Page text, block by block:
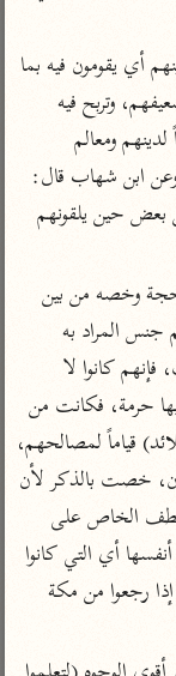
مركَّزة العبارة
تفسير الجلالين
جامع البيان للإيجي
تفسير البيضاوي
الوجيز للواحدي
تفسير ابن أبي زمنين
آثار
موسوعة التفسير
المأثور
الدر المنثور
تفسير ابن أبي حاتم
تفسير مقاتل
تفسير قتادة